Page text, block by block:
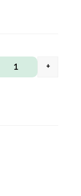
quantité de Toasts
+